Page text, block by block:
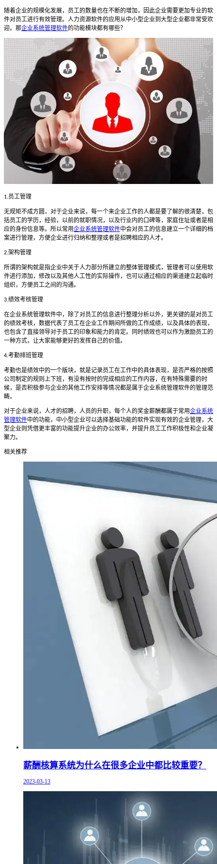
随着企业的规模化发展，员工的数量也在不断的增加，因此企业需要更加专业的软
件对员工进行有效管理。人力资源软件的应用从中小型企业到大型企业都非常受欢
迎。那企业系统管理软件的功能模块都有哪些？
1.员工管理
无规矩不成方圆，对于企业来说，每一个来企业工作的人都是要了解的很清楚，包
括员工的学历，经验，以前的就职情况，以及行业内的口碑等，家庭住址或者是相
应的身份信息等。所以常用企业系统管理软件中会对员工的信息建立一个详细的档
案进行管理，方便企业进行归纳和整理或者是招聘相应的人才。
2.架构管理
所谓的架构就是指企业中关于人力部分所建立的整体管理模式，管理者可以使用软
件进行添加，修改以及其他人工性的实际操作，也可以通过相应的渠道建立起临时
组织，方便员工之间的沟通。
3.绩效考核管理
在企业系统管理软件中，除了对员工的信息进行整理分析以外，更关键的是对员工
的绩效考核，数据代表了员工在企业工作期间所做的工作成绩，以及具体的表现，
也包含了直接领导对于员工的印象和能力的肯定。同时绩效也可以作为激励员工的
一种方式，让大家能够更好的发挥自己的价值。
4.考勤排班管理
考勤也是绩效中的一个版块，就是记录员工在工作中的具体表现，是否严格的按照
公司制定的规则上下班，有没有按时的完成相应的工作内容，在有特殊需要的时
候，是否积极参与企业的其他工作安排等情况都是属于企业系统管理软件的管理范
畴。
对于企业来说，人才的招聘，人员的升职，每个人的奖金薪酬都属于常用企业系统
管理软件中的功能，中小型企业可以选择基础功能的软件实现有效的企业管理，大
型企业则凭借更丰富的功能提升企业的办公效率，并提升员工工作积极性和企业凝
聚力。
相关推荐
薪酬核算系统为什么在很多企业中都比较重要？
2023-03-13